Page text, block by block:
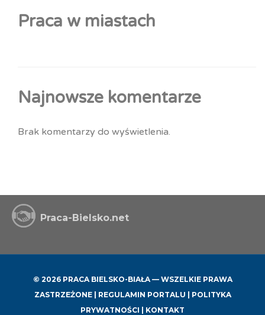
Praca w miastach
Najnowsze komentarze
Brak komentarzy do wyświetlenia.
Praca-Bielsko.net
© 2026 PRACA BIELSKO-BIAŁA — WSZELKIE PRAWA
ZASTRZEŻONE | REGULAMIN PORTALU
POLITYKA
PRYWATNOŚCI
KONTAKT